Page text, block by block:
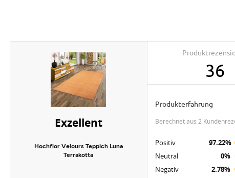
Exzellent
Hochflor Velours Teppich Luna
Terrakotta
36
Produkterfahrung
berechnet aus 2
Positiv
97.22%
Neutral
0%
Negativ
2.78%